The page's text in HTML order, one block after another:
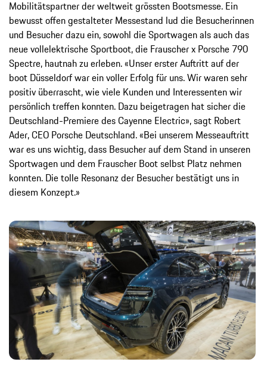
Mobilitätspartner der weltweit grössten Bootsmesse. Ein
bewusst offen gestalteter Messestand lud die Besucherinnen
und Besucher dazu ein, sowohl die Sportwagen als auch das
neue vollelektrische Sportboot, die Frauscher x Porsche 790
Spectre, hautnah zu erleben. «Unser erster Auftritt auf der
boot Düsseldorf war ein voller Erfolg für uns. Wir waren sehr
positiv überrascht, wie viele Kunden und Interessenten wir
persönlich treffen konnten. Dazu beigetragen hat sicher die
Deutschland-Premiere des Cayenne Electric», sagt Robert
Ader, CEO Porsche Deutschland. «Bei unserem Messeauftritt
war es uns wichtig, dass Besucher auf dem Stand in unseren
Sportwagen und dem Frauscher Boot selbst Platz nehmen
konnten. Die tolle Resonanz der Besucher bestätigt uns in
diesem Konzept.»